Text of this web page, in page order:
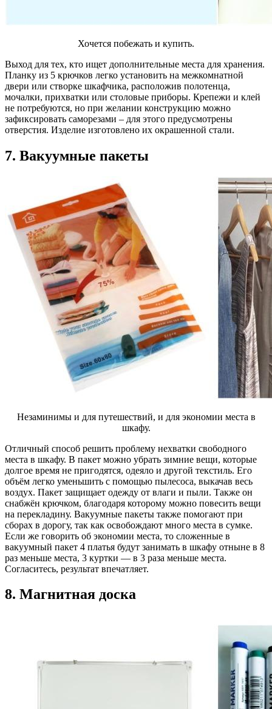
Хочется побежать и купить.
Выход для тех, кто ищет дополнительные места для хранения.
Планку из 5 крючков легко установить на межкомнатной
двери или створке шкафчика, расположив полотенца,
мочалки, прихватки или столовые приборы. Крепежи и клей
не потребуются, но при желании конструкцию можно
зафиксировать саморезами – для этого предусмотрены
отверстия. Изделие изготовлено их окрашенной стали.
7. Вакуумные пакеты
Незаминимы и для путешествий, и для экономии места в
шкафу.
Отличный способ решить проблему нехватки свободного
места в шкафу. В пакет можно убрать зимние вещи, которые
долгое время не пригодятся, одеяло и другой текстиль. Его
объём легко уменьшить с помощью пылесоса, выкачав весь
воздух. Пакет защищает одежду от влаги и пыли. Также он
снабжён крючком, благодаря которому можно повесить вещи
на перекладину. Вакуумные пакеты также помогают при
сборах в дорогу, так как освобождают много места в сумке.
Если же говорить об экономии места, то сложенные в
вакуумный пакет 4 платья будут занимать в шкафу отныне в 8
раз меньше места, 3 куртки — в 3 раза меньше места.
Согласитесь, результат впечатляет.
8. Магнитная доска